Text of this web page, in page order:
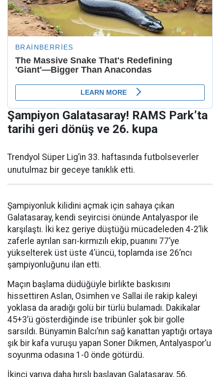
Şampiyon Galatasaray! RAMS Park’ta
tarihi geri dönüş ve 26. kupa
Trendyol Süper Lig’in 33. haftasında futbolseverler
unutulmaz bir geceye tanıklık etti.
Şampiyonluk kilidini açmak için sahaya çıkan
Galatasaray, kendi seyircisi önünde Antalyaspor ile
karşılaştı. İki kez geriye düştüğü mücadeleden 4-2’lik
zaferle ayrılan sarı-kırmızılı ekip, puanını 77’ye
yükselterek üst üste 4’üncü, toplamda ise 26’ncı
şampiyonluğunu ilan etti.
Maçın başlama düdüğüyle birlikte baskısını
hissettiren Aslan, Osimhen ve Sallai ile rakip kaleyi
yoklasa da aradığı golü bir türlü bulamadı. Dakikalar
45+3’ü gösterdiğinde ise tribünler şok bir golle
sarsıldı. Bünyamin Balcı’nın sağ kanattan yaptığı ortaya
şık bir kafa vuruşu yapan Soner Dikmen, Antalyaspor’u
soyunma odasına 1-0 önde götürdü.
İkinci yarıya daha hırslı başlayan Galatasaray, 56.